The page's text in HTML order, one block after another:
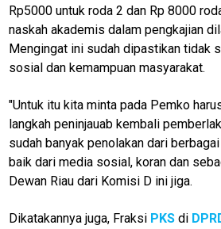
Rp5000 untuk roda 2 dan Rp 8000
naskah akademis dalam pengkajian
Mengingat ini sudah dipastikan tidak
sosial dan kemampuan masyarakat.
"Untuk itu kita minta pada Pemko
langkah peninjauab kembali
sudah banyak penolakan dari
baik dari media sosial, koran dan
Dewan Riau dari Komisi D ini jiga.
Dikatakannya juga, Fraksi PKS di